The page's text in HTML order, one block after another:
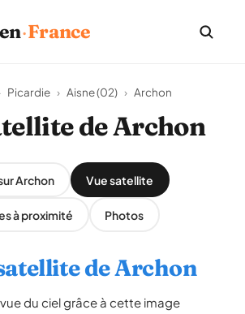
en·France
Picardie › Aisne (02) › Archon
de Archon
Archon Vue satellite
à proximité Photos
de Archon
du ciel grâce à cette image